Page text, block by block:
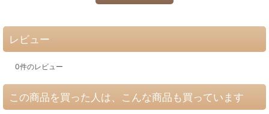
レビュー
0件のレビュー
この商品を買った人は、こんな商品も買っています